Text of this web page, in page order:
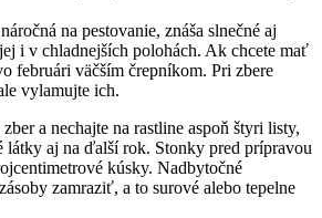
na pestovanie, znáša slnečné aj
i v chladnejších polohách. Ak chcete mať
februári väčším črepníkom. Pri zbere
vylamujte ich.
a nechajte na rastline aspoň štyri listy,
látky aj na ďalší rok. Stonky pred prípravou
kúsky. Nadbytočné
zamraziť, a to surové alebo tepelne